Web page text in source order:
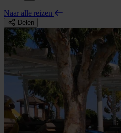
Naar alle reizen
Delen